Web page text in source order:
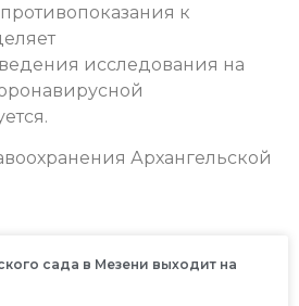
к
исследования на
Архангельской
сада в Мезени выходит на